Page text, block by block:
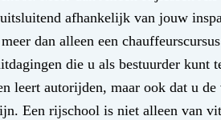
afhankelijk van jouw
dan alleen een
die u als bestuurder
leert autorijden, maar ook dat u
Een rijschool is niet alleen van